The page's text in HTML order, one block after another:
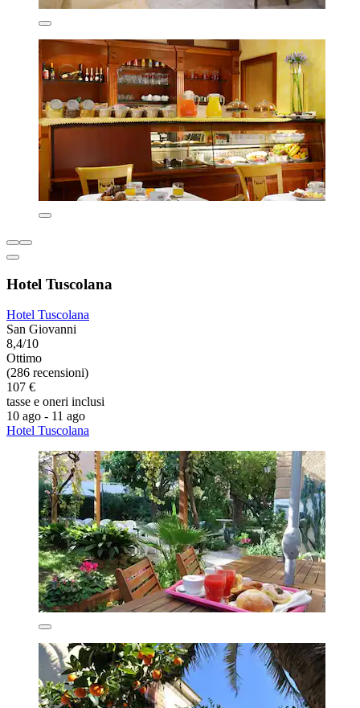
Hotel Tuscolana
Hotel Tuscolana
San Giovanni
8,4/10
Ottimo
(286 recensioni)
107 €
tasse e oneri inclusi
10 ago - 11 ago
Hotel Tuscolana